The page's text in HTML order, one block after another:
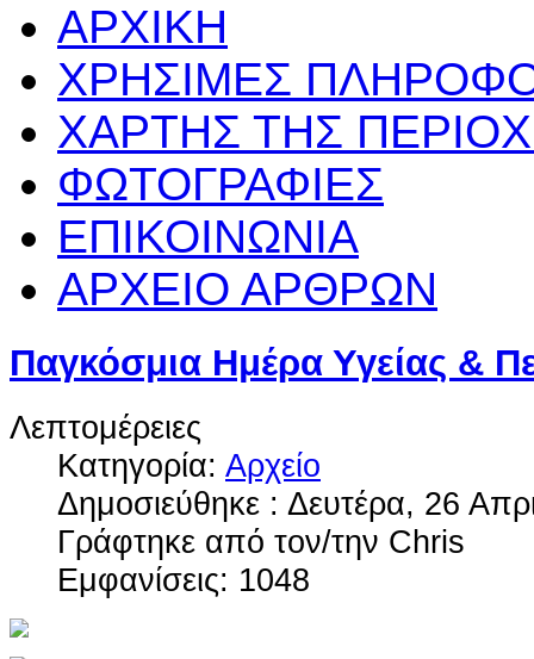
ΑΡΧΙΚΗ
ΧΡΗΣΙΜΕΣ
ΧΑΡΤΗΣ ΤΗΣ
ΦΩΤΟΓΡΑΦΙΕΣ
ΕΠΙΚΟΙΝΩΝΙΑ
ΑΡΧΕΙΟ ΑΡΘΡΩΝ
Παγκόσμια Ημέρα Υγείας &
Λεπτομέρειες
Κατηγορία: Αρχείο
Δημοσιεύθηκε : Δευτέρα, 26
Γράφτηκε από τον/την Chris
Εμφανίσεις: 1048